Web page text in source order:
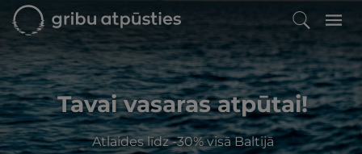
Tavai vasaras atpūtai!
Atlaides līdz -30% visā Baltijā